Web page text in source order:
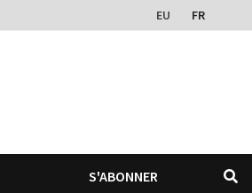
EU FR
S'ABONNER